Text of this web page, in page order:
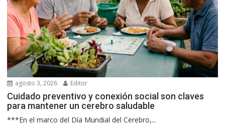
agosto 3, 2026 Editor
Cuidado preventivo y conexión social son claves
para mantener un cerebro saludable
***En el marco del Día Mundial del Cerebro,...